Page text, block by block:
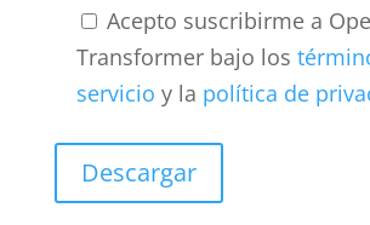
Acepto suscribirme a
Transformer bajo los
servicio y la política de